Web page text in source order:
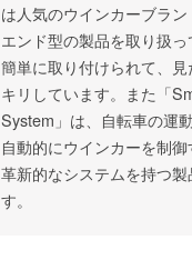
は人気のウインカーブラ
エンド型の製品を取り扱っ
簡単に取り付けられて、見
キリしています。また「
System」は、自転車の運
自動的にウインカーを制御
革新的なシステムを持つ製
す。